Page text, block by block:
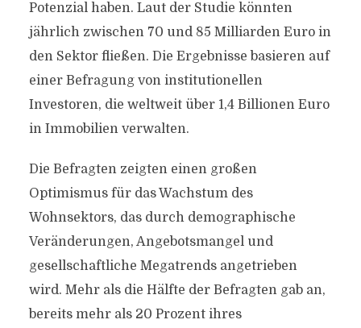
Potenzial haben. Laut der Studie könnten
jährlich zwischen 70 und 85 Milliarden Euro in
den Sektor fließen. Die Ergebnisse basieren auf
einer Befragung von institutionellen
Investoren, die weltweit über 1,4 Billionen Euro
in Immobilien verwalten.
Die Befragten zeigten einen großen
Optimismus für das Wachstum des
Wohnsektors, das durch demographische
Veränderungen, Angebotsmangel und
gesellschaftliche Megatrends angetrieben
wird. Mehr als die Hälfte der Befragten gab an,
bereits mehr als 20 Prozent ihres